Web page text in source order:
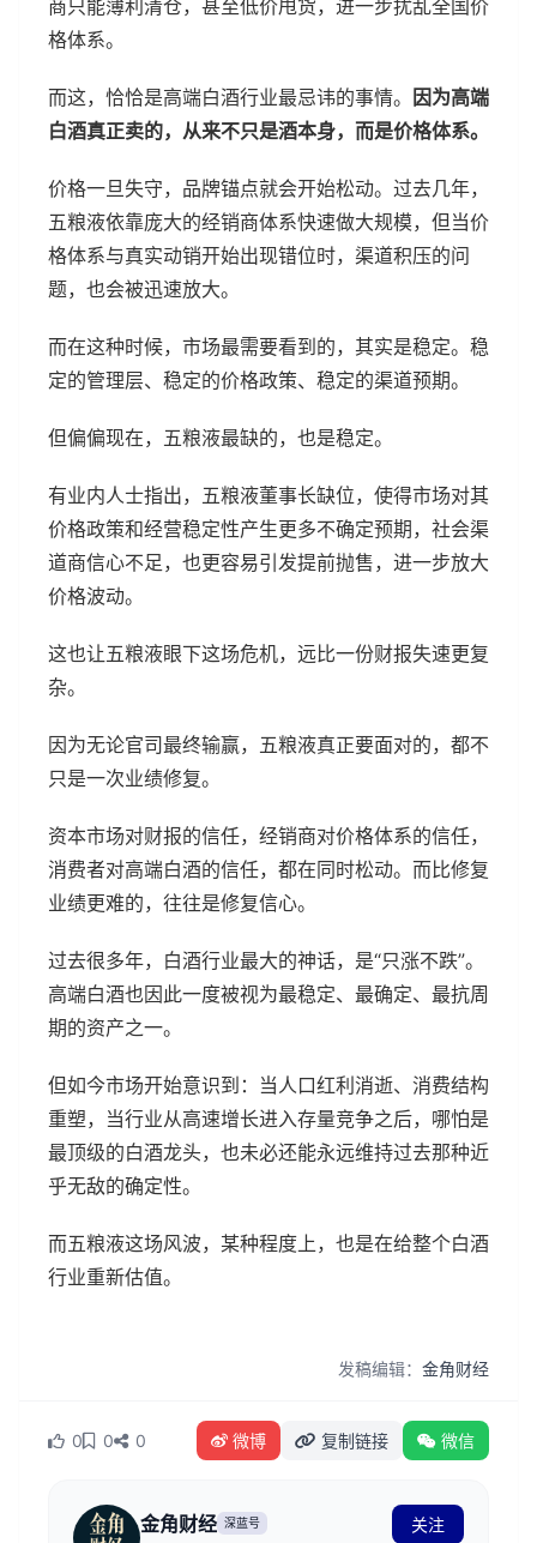
商只能薄利清仓，甚至低价甩货，进一步扰乱全国价
格体系。
而这，恰恰是高端白酒行业最忌讳的事情。
因为高端
白酒真正卖的，从来不只是酒本身，而是价格体系。
价格一旦失守，品牌锚点就会开始松动。过去几年，
五粮液依靠庞大的经销商体系快速做大规模，但当价
格体系与真实动销开始出现错位时，渠道积压的问
题，也会被迅速放大。
而在这种时候，市场最需要看到的，其实是稳定。稳
定的管理层、稳定的价格政策、稳定的渠道预期。
但偏偏现在，五粮液最缺的，也是稳定。
有业内人士指出，五粮液董事长缺位，使得市场对其
价格政策和经营稳定性产生更多不确定预期，社会渠
道商信心不足，也更容易引发提前抛售，进一步放大
价格波动。
这也让五粮液眼下这场危机，远比一份财报失速更复
杂。
因为无论官司最终输赢，五粮液真正要面对的，都不
只是一次业绩修复。
资本市场对财报的信任，经销商对价格体系的信任，
消费者对高端白酒的信任，都在同时松动。而比修复
业绩更难的，往往是修复信心。
过去很多年，白酒行业最大的神话，是“只涨不跌”。
高端白酒也因此一度被视为最稳定、最确定、最抗周
期的资产之一。
但如今市场开始意识到：当人口红利消逝、消费结构
重塑，当行业从高速增长进入存量竞争之后，哪怕是
最顶级的白酒龙头，也未必还能永远维持过去那种近
乎无敌的确定性。
而五粮液这场风波，某种程度上，也是在给整个白酒
行业重新估值。
发稿编辑： 金角财经
0 0 0 微博 复制链接 微信
金角财经 深蓝号 关注